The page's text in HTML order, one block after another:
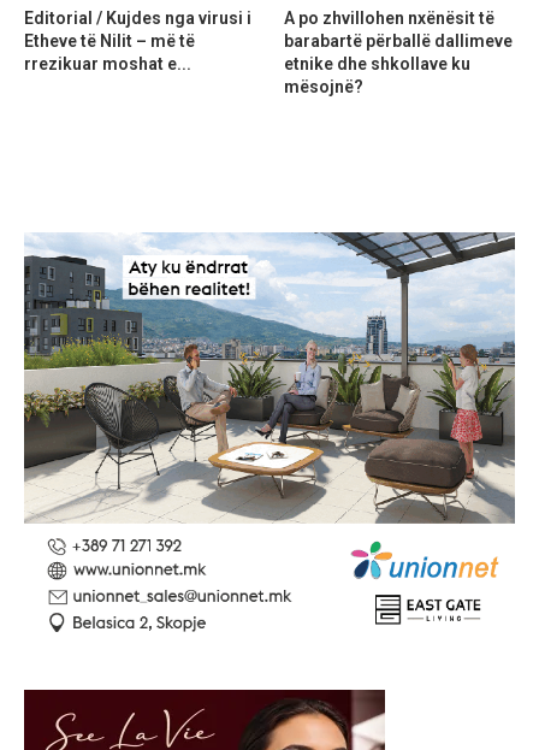
Editorial / Kujdes nga virusi i
Etheve të Nilit – më të
rrezikuar moshat e...
A po zhvillohen nxënësit të
barabartë përballë dallimeve
etnike dhe shkollave ku
mësojnë?